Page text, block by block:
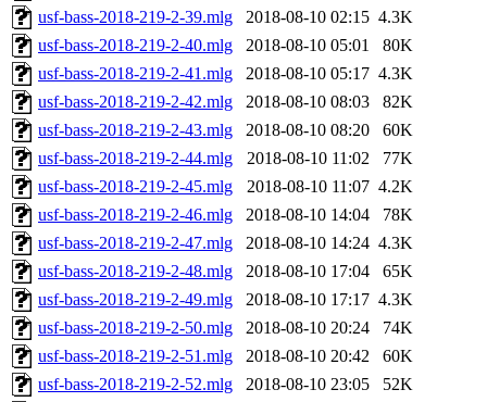
usf-bass-2018-219-2-39.mlg
2018-08-10 02:15 4.3K
usf-bass-2018-219-2-40.mlg
2018-08-10 05:01
80K
usf-bass-2018-219-2-41.mlg
2018-08-10 05:17 4.3K
usf-bass-2018-219-2-42.mlg
2018-08-10 08:03
82K
usf-bass-2018-219-2-43.mlg
2018-08-10 08:20
60K
usf-bass-2018-219-2-44.mlg
2018-08-10 11:02
77K
usf-bass-2018-219-2-45.mlg
2018-08-10 11:07 4.2K
usf-bass-2018-219-2-46.mlg
2018-08-10 14:04
78K
usf-bass-2018-219-2-47.mlg
2018-08-10 14:24 4.3K
usf-bass-2018-219-2-48.mlg
2018-08-10 17:04
65K
usf-bass-2018-219-2-49.mlg
2018-08-10 17:17 4.3K
usf-bass-2018-219-2-50.mlg
2018-08-10 20:24
74K
usf-bass-2018-219-2-51.mlg
2018-08-10 20:42
60K
usf-bass-2018-219-2-52.mlg
2018-08-10 23:05
52K